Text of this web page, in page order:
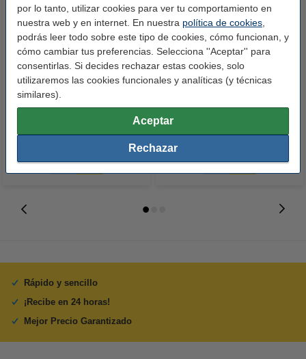
por lo tanto, utilizar cookies para ver tu comportamiento en
nuestra web y en internet. En nuestra política de cookies
podrás leer todo sobre este tipo de cookies, cómo funcionan, y
cómo cambiar tus preferencias. Selecciona ''Aceptar'' para
consentirlas. Si decides rechazar estas cookies, solo
utilizaremos las cookies funcionales y analíticas (y técnicas
similares).
Aceptar
Rechazar
123tinta Papel fotográfico
15 cm | 260g | 100 hojas
123tinta Pilas Alcalinas Xtreme
Power AA - LR06 - MN1500 - 24
Rápido y sencillo
¡Recibe en 24 horas!
Mejor Precio Garantizado